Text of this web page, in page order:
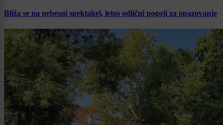
Bliža se na nebesni spektakel, letos odlični pogoji za opazovanje